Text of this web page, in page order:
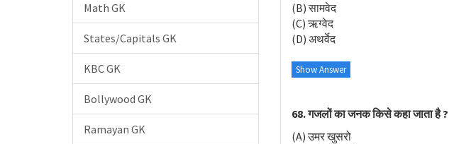
(B) सामवेद
(C) ऋग्वेद
(D) अथर्वेद
Show Answer
68. गजलों का जनक किसे कहा जाता है ?
(A) उमर खुसरो
Math GK
States/Capitals GK
KBC GK
Bollywood GK
Ramayan GK